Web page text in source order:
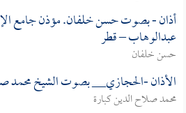
أذان - بصوت حسن خلفان. مؤذن جامع
عبدالوهاب – قطر
حسن خلفان
الأذان -الحجازي__ بصوت الشيخ محمد
محمد صلاح الدين كبارة